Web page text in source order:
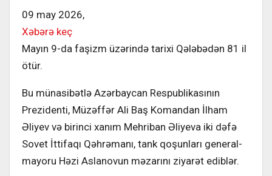
09 may 2026,
Xəbərə keç
Mayın 9-da faşizm üzərində tarixi Qələbədən 81 il
ötür.
Bu münasibətlə Azərbaycan Respublikasının
Prezidenti, Müzəffər Ali Baş Komandan İlham
Əliyev və birinci xanım Mehriban Əliyeva iki dəfə
Sovet İttifaqı Qəhrəmanı, tank qoşunları general-
mayoru Həzi Aslanovun məzarını ziyarət ediblər.